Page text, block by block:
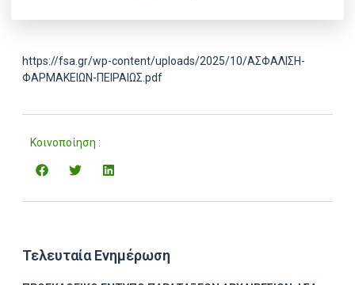
https://fsa.gr/wp-content/uploads/2025/10/ΑΣΦΑΛΙΣΗ-
ΦΑΡΜΑΚΕΙΩΝ-ΠΕΙΡΑΙΩΣ.pdf
Κοινοποίηση :
Τελευταία Ενημέρωση